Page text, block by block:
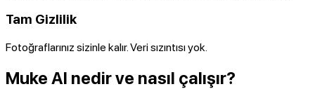
Tam Gizlilik
Fotoğraflarınız sizinle kalır. Veri sızıntısı yok.
Muke AI nedir ve nasıl çalışır?